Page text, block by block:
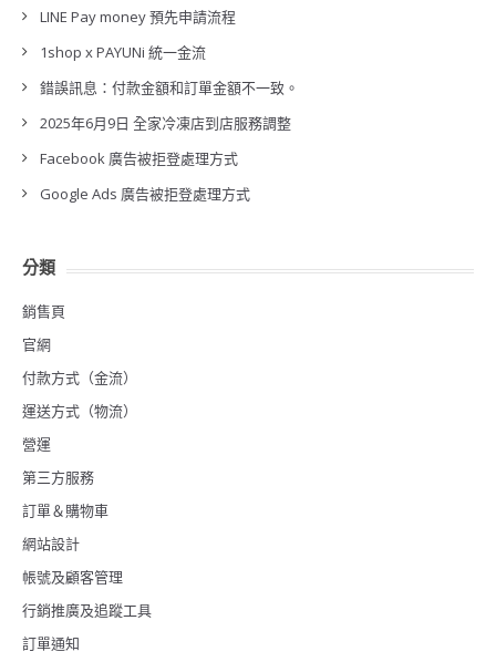
LINE Pay money 預先申請流程
1shop x PAYUNi 統一金流
錯誤訊息：付款金額和訂單金額不一致。
2025年6月9日 全家冷凍店到店服務調整
Facebook 廣告被拒登處理方式
Google Ads 廣告被拒登處理方式
分類
銷售頁
官網
付款方式（金流）
運送方式（物流）
營運
第三方服務
訂單＆購物車
網站設計
帳號及顧客管理
行銷推廣及追蹤工具
訂單通知